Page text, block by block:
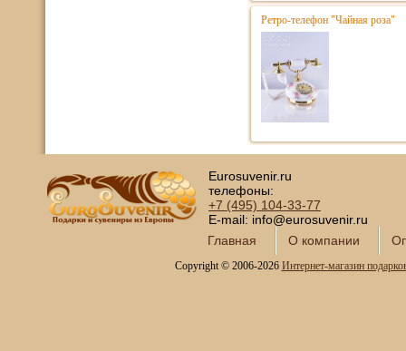
Ретро-телефон "Чайная роза"
Eurosuvenir.ru
телефоны:
+7 (495) 104-33-77
E-mail: info@eurosuvenir.ru
Главная
О компании
Copyright © 2006-2026 Интернет-магазин